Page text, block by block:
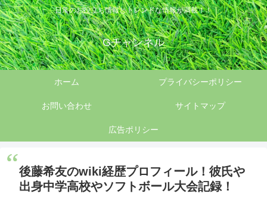
日常のお役立ち情報とトレンドな情報が満載！！
Gチャンネル
ホーム プライバシーポリシー
お問い合わせ サイトマップ
広告ポリシー
後藤希友のwiki経歴プロフィール！彼氏や
出身中学高校やソフトボール大会記録！